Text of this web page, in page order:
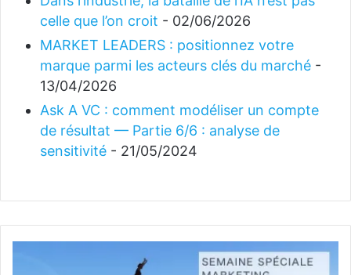
celle que l’on croit - 02/06/2026
MARKET LEADERS : positionnez votre
marque parmi les acteurs clés du marché -
13/04/2026
Ask A VC : comment modéliser un compte
de résultat — Partie 6/6 : analyse de
sensitivité - 21/05/2024